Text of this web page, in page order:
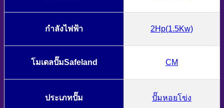
กำลังไฟฟ้า 2Hp(1.5Kw)
โมเดลปั๊มSafeland CM
ประเภทปั๊ม ปั๊มหอยโข่ง